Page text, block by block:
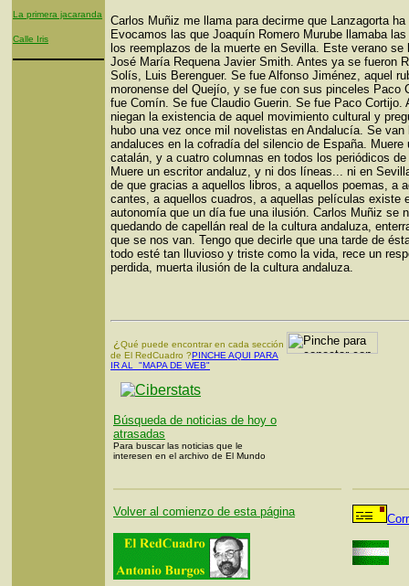
La primera jacaranda
Calle Iris
Carlos Muñiz me llama para decirme que Lanzagorta ha
Evocamos las que Joaquín Romero Murube llamaba
los reemplazos de la muerte en Sevilla. Este verano se
José María Requena Javier Smith. Antes ya se fueron
Solís, Luis Berenguer. Se fue Alfonso Jiménez, aquel
moronense del Quejío, y se fue con sus pinceles Paco
fue Comín. Se fue Claudio Guerin. Se fue Paco Cortijo.
niegan la existencia de aquel movimiento cultural y
hubo una vez once mil novelistas en Andalucía. Se van
andaluces en la cofradía del silencio de España. Muere
catalán, y a cuatro columnas en todos los periódicos de
Muere un escritor andaluz, y ni dos líneas... ni en
de que gracias a aquellos libros, a aquellos poemas, a
cantes, a aquellos cuadros, a aquellas películas existe
autonomía que un día fue una ilusión. Carlos Muñiz se
quedando de capellán real de la cultura andaluza,
que se nos van. Tengo que decirle que una tarde de
todo esté tan lluvioso y triste como la vida, rece un
perdida, muerta ilusión de la cultura andaluza.
¿ Qué puede encontrar en cada sección
de El RedCuadro ?PINCHE AQUI PARA
IR AL "MAPA DE WEB"
Búsqueda de noticias de hoy o
atrasadas
Para buscar las noticias que le
interesen en el archivo de El Mundo
Volver al comienzo de esta página